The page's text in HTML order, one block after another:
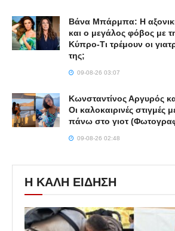
Βάνα Μπάρμπα: Η
και ο μεγάλος φόβος με
Κύπρο-Τι τρέμουν οι
της;
09-08-26 03:07
Κωνσταντίνος Αργυρός
Οι καλοκαιρινές στιγμές
πάνω στο γιοτ
09-08-26 02:48
Η ΚΑΛΗ ΕΙΔΗΣΗ